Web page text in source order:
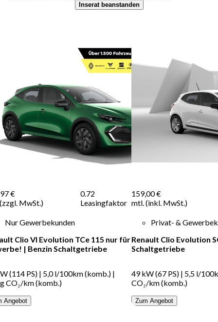
Inserat beanstanden
€
MwSt.)
0.72
Leasingfaktor
Nur Gewerbekunden
Clio VI Evolution TCe 115 nur für
| Benzin Schaltgetriebe
(114 PS) | 5,0 l/100km (komb.) |
CO₂/km (komb.)
Angebot
159,00 €
mtl. (inkl. MwSt.)
Privat- &
Renault Clio Evolution
Schaltgetriebe
49 kW (67 PS) | 5,5 l/
CO₂/km (komb.)
Zum Angebot